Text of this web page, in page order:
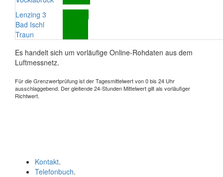
Lenzing 3
Bad Ischl
Traun
Es handelt sich um vorläufige Online-Rohdaten aus dem
Luftmessnetz.
Für die Grenzwertprüfung ist der Tagesmittelwert von 0 bis 24 Uhr
ausschlaggebend. Der gleitende 24-Stunden Mittelwert gilt als vorläufiger
Richtwert.
Kontakt.
Telefonbuch.